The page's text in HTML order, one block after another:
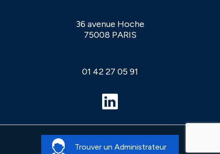
36 avenue Hoche
75008 PARIS
01 42 27 05 91
Mentions Légales
Trouver un Administrateur